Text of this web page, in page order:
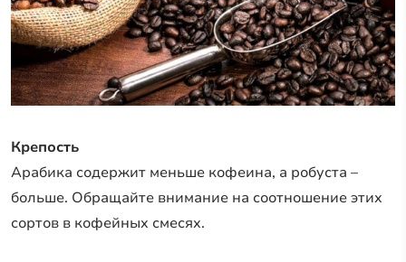
Крепость
Арабика содержит меньше кофеина, а робуста –
больше. Обращайте внимание на соотношение этих
сортов в кофейных смесях.